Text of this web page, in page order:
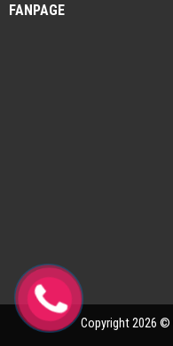
FANPAGE
Copyright 2026 ©